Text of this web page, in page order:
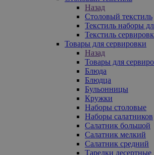
Назад
Столовый текстиль
Текстиль наборы
Текстиль
Товары для сервировки
Назад
Товары для
Блюда
Блюдца
Бульонницы
Кружки
Наборы столовые
Наборы салатников
Салатник большой
Салатник мелкий
Салатник средний
Тарелки десертные